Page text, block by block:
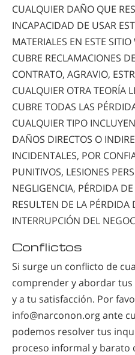
CUALQUIER DAÑO QUE
INCAPACIDAD DE USAR
MATERIALES EN ESTE
CUBRE RECLAMACIONES
CONTRATO, AGRAVIO,
CUALQUIER OTRA TEORÍA
CUBRE TODAS LAS
CUALQUIER TIPO
DAÑOS DIRECTOS O
INCIDENTALES, POR
PUNITIVOS, LESIONES
NEGLIGENCIA, PÉRDIDA
RESULTEN DE LA PÉRDIDA
INTERRUPCIÓN DEL
Conflictos
Si surge un conflicto de
comprender y abordar
y a tu satisfacción. Por
info@narconon.org ante
podemos resolver tus
proceso informal y barato